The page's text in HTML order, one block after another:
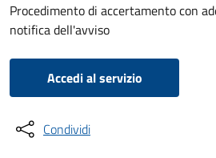
Procedimento di accertamento con
notifica dell'avviso
Accedi al servizio
Condividi